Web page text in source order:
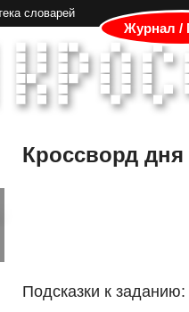
словарей
Журнал /
Кроссворд дня
Подсказки к заданию: